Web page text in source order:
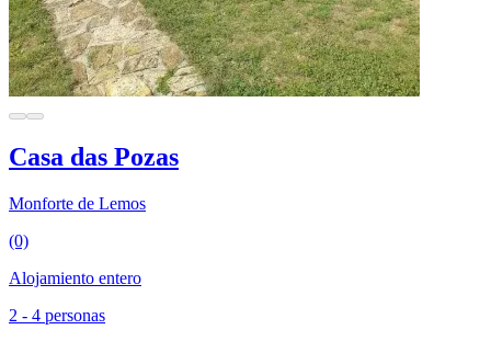
Casa das Pozas
Monforte de Lemos
(0)
Alojamiento entero
2 - 4 personas